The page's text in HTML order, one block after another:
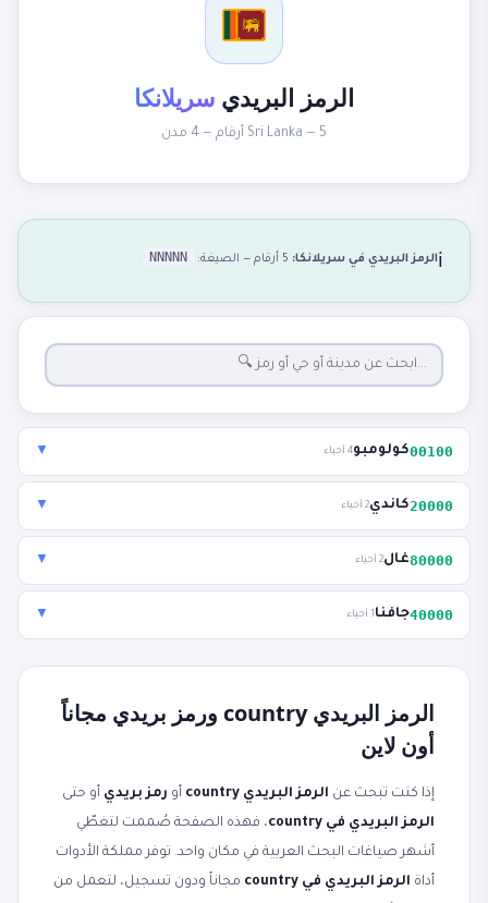
الرمز البريدي سريلانكا
Sri Lanka — 5 أرقام — 4 مدن
ℹ️الرمز البريدي في سريلانكا: NNNNN
00100كولومبو4 أحياء ▼
20000كاندي2 أحياء ▼
80000غال2 أحياء ▼
40000جافنا 1 أحياء ▼
الرمز البريدي country ورمز بريدي مجاناً
أون لاين
إذا كنت تبحث عن الرمز البريدي country أو رمز بريدي أو حتى
الرمز البريدي في country
، فهذه الصفحة صُممت لتغطّي
أشهر صياغات البحث العربية في مكان واحد. توفر مملكة الأدوات
أداة الرمز البريدي في country
مجاناً ودون تسجيل، لتعمل من